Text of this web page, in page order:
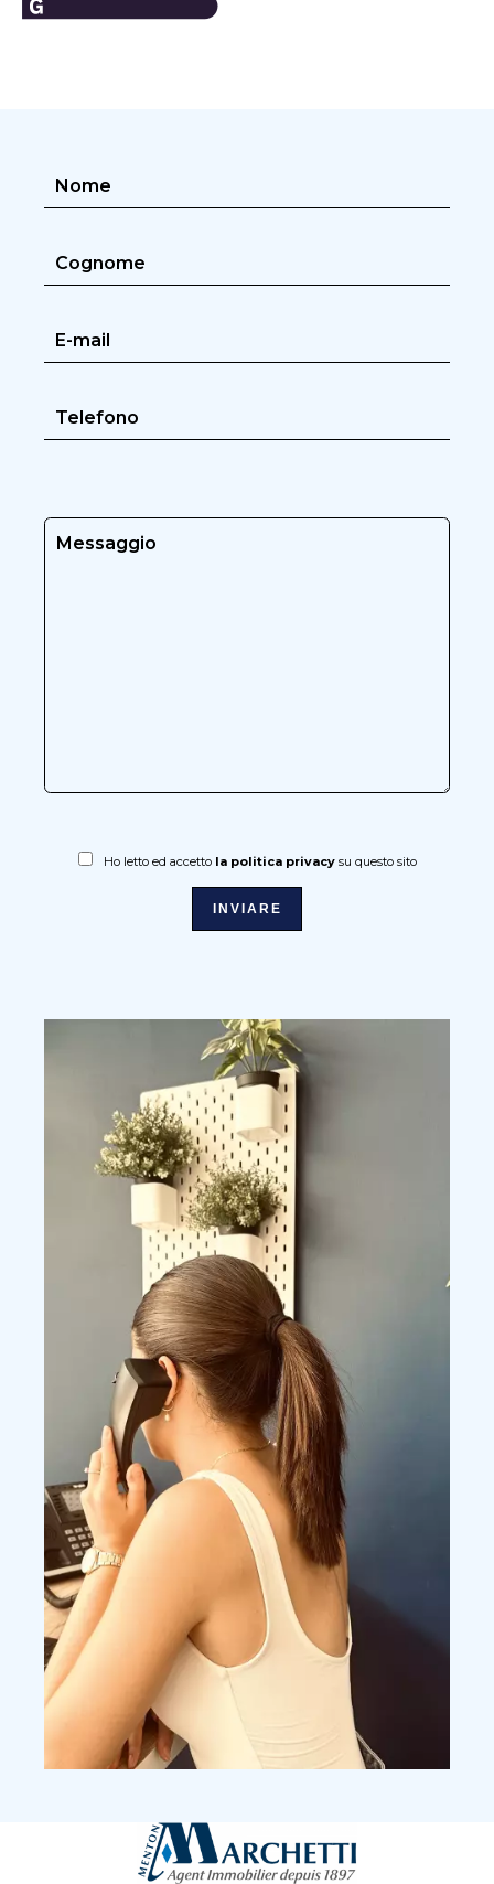
Ho letto ed accetto la politica privacysu questo sito
INVIARE